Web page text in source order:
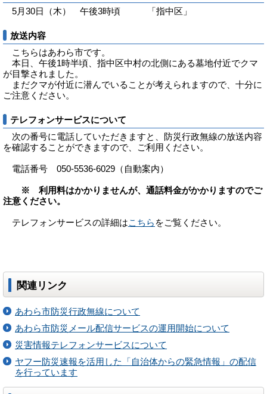
5月30日（木） 午後3時頃 「指中区」
放送内容
こちらはあわら市です。
本日、午後1時半頃、指中区中村の北側にある墓地付近でクマ
が目撃されました。
まだクマが付近に潜んでいることが考えられますので、十分に
ご注意ください。
テレフォンサービスについて
次の番号に電話していただきますと、防災行政無線の放送内容
を確認することができますので、ご利用ください。
電話番号 050-5536-6029（自動案内）
※ 利用料はかかりませんが、通話料金がかかりますのでご
注意ください。
テレフォンサービスの詳細はこちら をご覧ください。
関連リンク
あわら市防災行政無線について
あわら市防災メール配信サービスの運用開始について
災害情報テレフォンサービスについて
ヤフー防災速報を活用した「自治体からの緊急情報」の配信
を行っています